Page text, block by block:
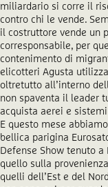
miliardario si corre il
contro chi le vende.
il costruttore vende un
corresponsabile, per
contenimento di
elicotteri Agusta
oltretutto all’interno
non spaventa il leader
acquista aerei e
E questo mese
bellica parigina
Defense Show tenuto
quello sulla
quelli dell’Est e del